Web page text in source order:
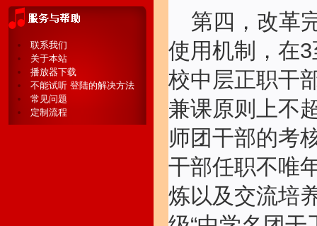
联系我们
关于本站
播放器下载
不能试听 登陆的解决方法
常见问题
定制流程
第四，改革
使用机制，在
校中层正职干
兼课原则上不
师团干部的考
干部任职不唯
炼以及交流培